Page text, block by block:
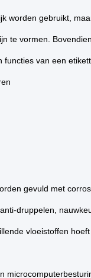
worden gebruikt,
te vormen.
van een
gevuld met
druppelen,
vloeistoffen